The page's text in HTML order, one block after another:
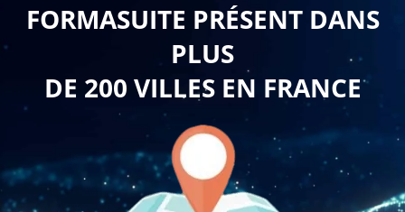
FORMASUITE PRÉSENT DANS
PLUS
DE 200 VILLES EN FRANCE